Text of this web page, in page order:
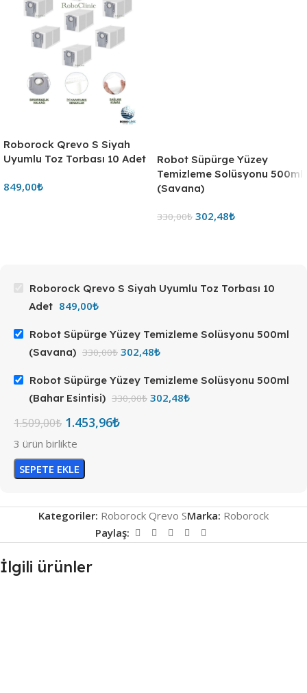
Roborock Qrevo S Siyah
Uyumlu Toz Torbası 10 Adet
849,00₺
Roborock Qrevo S Siyah Uyumlu Toz Torbası 10
Adet 849,00₺
Robot Süpürge Yüzey Temizleme Solüsyonu 500ml
(Savana) 330,00₺ 302,48₺
Robot Süpürge Yüzey Temizleme Solüsyonu 500ml
(Bahar Esintisi) 330,00₺ 302,48₺
1.509,00₺ 1.453,96₺
3 ürün birlikte
SEPETE EKLE
Kategoriler: Roborock Qrevo SMarka: Roborock
Paylaş:
İlgili ürünler